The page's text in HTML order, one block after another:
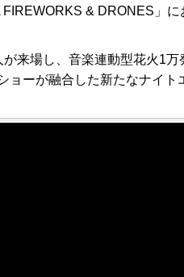
FIREWORKS & DRONES」
来場し、音楽連動型花火1万
ョーが融合した新たなナイト